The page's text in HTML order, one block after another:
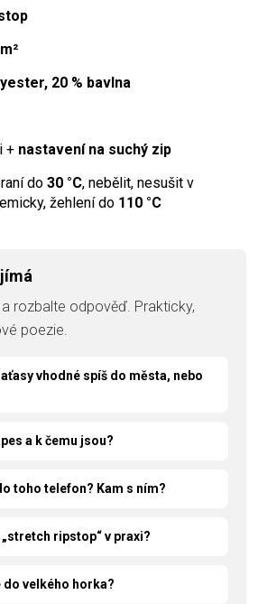
20 % bavlna
+ nastavení na suchý zip
do 30 °C, nebělit, nesušit v
žehlení do 110 °C
rozbalte odpověď. Prakticky,
poezie.
vhodné spíš do města, nebo
a k čemu jsou?
toho telefon? Kam s ním?
ripstop“ v praxi?
do velkého horka?